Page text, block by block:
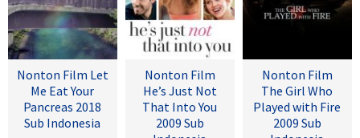
Nonton Film Let
Me Eat Your
Pancreas 2018
Sub Indonesia
Nonton Film
He’s Just Not
That Into You
2009 Sub
Nonton Film
The Girl Who
Played with Fire
2009 Sub